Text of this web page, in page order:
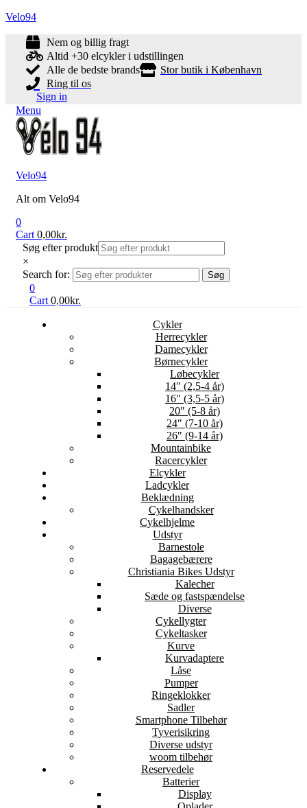
Velo94
Nem og billig fragt
Altid +30 elcykler i udstillingen
Alle de bedste brands
Stor butik i København
Ring til os
Sign in
Menu
Velo94
Alt om Velo94
0
Cart 0,00kr.
Søg efter produkt
×
Search for:
Søg
0
Cart 0,00kr.
Cykler
Herrecykler
Damecykler
Børnecykler
Løbecykler
14″ (2,5-4 år)
16″ (3,5-5 år)
20″ (5-8 år)
24″ (7-10 år)
26″ (9-14 år)
Mountainbike
Racercykler
Elcykler
Ladcykler
Beklædning
Cykelhandsker
Cykelhjelme
Udstyr
Barnestole
Bagagebærere
Christiania Bikes Udstyr
Kalecher
Sæde og fastspændelse
Diverse
Cykellygter
Cykeltasker
Kurve
Kurvadaptere
Låse
Pumper
Ringeklokker
Sadler
Smartphone Tilbehør
Tyverisikring
Diverse udstyr
woom tilbehør
Reservedele
Batterier
Display